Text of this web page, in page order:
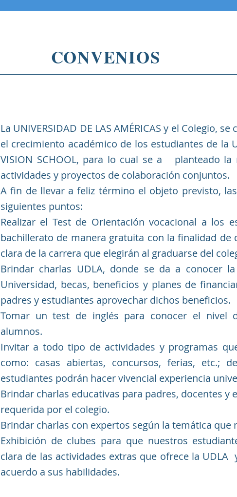
CONVENIOS
La UNIVERSIDAD DE LAS AMÉRICAS y el Colegio,
el crecimiento académico de los estudiantes de la
VISION SCHOOL, para lo cual se a planteado la
actividades y proyectos de colaboración conjuntos.
A fin de llevar a feliz término el objeto previsto,
siguientes puntos:
Realizar el Test de Orientación vocacional a los
bachillerato de manera gratuita con la finalidad de
clara de la carrera que elegirán al graduarse del
Brindar charlas UDLA, donde se da a conocer
Universidad, becas, beneficios y planes de
padres y estudiantes aprovechar dichos beneficios.
Tomar un test de inglés para conocer el nivel
alumnos.
Invitar a todo tipo de actividades y programas
como: casas abiertas, concursos, ferias, etc.;
estudiantes podrán hacer vivencial experiencia
Brindar charlas educativas para padres, docentes y
requerida por el colegio.
Brindar charlas con expertos según la temática que
Exhibición de clubes para que nuestros
clara de las actividades extras que ofrece la UDLA
acuerdo a sus habilidades.